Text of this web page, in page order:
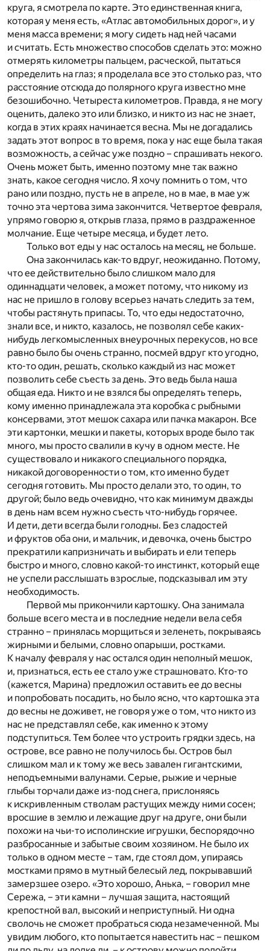
круга, я смотрела по карте. Это единственная книга,
которая у меня есть, «Атлас автомобильных дорог», и у
меня масса времени; я могу сидеть над ней часами
и считать. Есть множество способов сделать это: можно
отмерять километры пальцем, расческой, пытаться
определить на глаз; я проделала все это столько раз, что
расстояние отсюда до полярного круга известно мне
безошибочно. Четыреста километров. Правда, я не могу
оценить, далеко это или близко, и никто из нас не знает,
когда в этих краях начинается весна. Мы не догадались
задать этот вопрос в то время, пока у нас еще была такая
возможность, а сейчас уже поздно – спрашивать некого.
Очень может быть, именно поэтому мне так важно
знать, какое сегодня число. Я хочу помнить о том, что
рано или поздно, пусть не в апреле, но в мае, в мае уж
точно эта чертова зима закончится. Четвертое февраля,
упрямо говорю я, открыв глаза, прямо в раздраженное
молчание. Еще четыре месяца, и будет лето.
Только вот еды у нас осталось на месяц, не больше.
Она закончилась как-то вдруг, неожиданно. Потому,
что ее действительно было слишком мало для
одиннадцати человек, а может потому, что никому из
нас не пришло в голову всерьез начать следить за тем,
чтобы растянуть припасы. То, что еды недостаточно,
знали все, и никто, казалось, не позволял себе каких-
нибудь легкомысленных внеурочных перекусов, но все
равно было бы очень странно, посмей вдруг кто угодно,
кто-то один, решать, сколько каждый из нас может
позволить себе съесть за день. Это ведь была наша
общая еда. Никто и не взялся бы определять теперь,
кому именно принадлежала эта коробка с рыбными
консервами, этот мешок сахара или пачка макарон. Все
эти картонки, мешки и пакеты, которых вроде было так
много, мы просто свалили в кучу в одном месте. Не
существовало и никакого специального порядка,
никакой договоренности о том, кто именно будет
сегодня готовить. Мы просто делали это, то один, то
другой; было ведь очевидно, что как минимум дважды
в день нам всем нужно съесть что-нибудь горячее.
И дети, дети всегда были голодны. Без сладостей
и фруктов оба они, и мальчик, и девочка, очень быстро
прекратили капризничать и выбирать и ели теперь
быстро и много, словно какой-то инстинкт, который еще
не успели расслышать взрослые, подсказывал им эту
необходимость.
Первой мы прикончили картошку. Она занимала
больше всего места и в последние недели вела себя
странно – принялась морщиться и зеленеть, покрываясь
жирными и белыми, словно опарыши, ростками.
К началу февраля у нас остался один неполный мешок,
и, признаться, есть ее стало уже страшновато. Кто-то
(кажется, Марина) предложил оставить ее до весны
и попробовать посадить, но было ясно, что картошка эта
до весны не доживет, не говоря уже о том, что никто из
нас не представлял себе, как именно к этому
подступиться. Тем более что устроить грядки здесь, на
острове, все равно не получилось бы. Остров был
слишком мал и к тому же весь завален гигантскими,
неподъемными валунами. Серые, рыжие и черные
глыбы торчали даже из-под снега, прислоняясь
к искривленным стволам растущих между ними сосен;
вросшие в землю и лежащие друг на друге, они были
похожи на чьи-то исполинские игрушки, беспорядочно
разбросанные и забытые своим хозяином. Не было их
только в одном месте – там, где стоял дом, упираясь
мостками прямо в мутный белесый лед, покрывавший
замерзшее озеро. «Это хорошо, Анька, – говорил мне
Сережа, – эти камни – лучшая защита, настоящий
крепостной вал, высокий и неприступный. Ни одна
сволочь не сможет пробраться сюда незамеченной. Мы
увидим любого, кто попытается навестить нас – пешком